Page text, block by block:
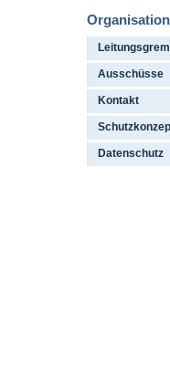
Organisation
Ausschüsse
Kontakt
Datenschutz